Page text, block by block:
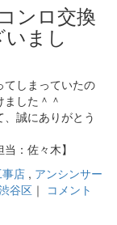
ンロ交換
まし
てしまっていたの
した＾＾
誠にありがとう
：佐々木】
店 , アンシンサー
谷区 ｜ コメント